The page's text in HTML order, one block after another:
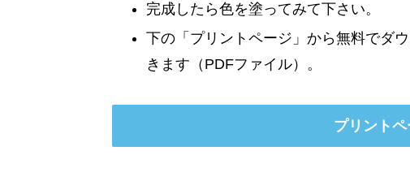
完成したら色を塗ってみて下さい。
下の「プリントページ」から無料でダ
きます（PDFファイル）。
プリント